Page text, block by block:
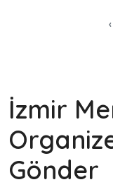
‹
İzmir
Gönder